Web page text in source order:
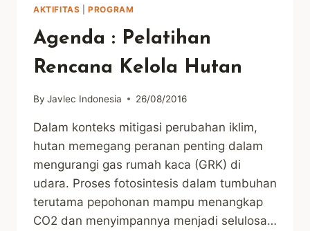
AKTIFITAS |PROGRAM
Agenda : Pelatihan
Rencana Kelola Hutan
By Javlec Indonesia 26/08/2016
Dalam konteks mitigasi perubahan iklim,
hutan memegang peranan penting dalam
mengurangi gas rumah kaca (GRK) di
udara. Proses fotosintesis dalam tumbuhan
terutama pepohonan mampu menangkap
CO2 dan menyimpannya menjadi selulosa…